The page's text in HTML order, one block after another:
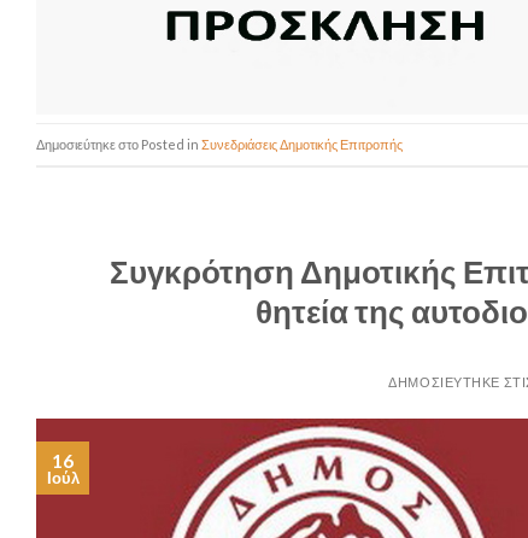
Posted in Συνεδριάσεις Δημοτικής Επιτροπής
Συγκρότηση Δημοτικής
θητεία της
16
Ιούλ